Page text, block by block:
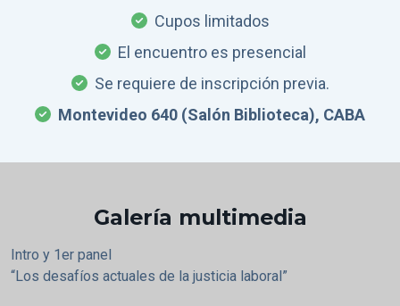
Cupos limitados
El encuentro es presencial
Se requiere de inscripción previa.
Montevideo 640 (Salón Biblioteca), CABA
Galería multimedia
Intro y 1er panel
“Los desafíos actuales de la justicia laboral”